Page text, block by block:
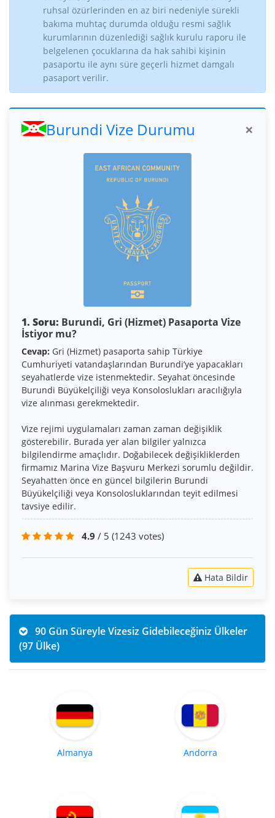
ruhsal özürlerinden en az biri nedeniyle sürekli
bakıma muhtaç durumda olduğu resmi sağlık
kurumlarının düzenlediği sağlık kurulu raporu ile
belgelenen çocuklarına da hak sahibi kişinin
pasaportu ile aynı süre geçerli hizmet damgalı
pasaport verilir.
Burundi Vize Durumu ×
1. Soru: Burundi, Gri (Hizmet) Pasaporta Vize
İstiyor mu?
Cevap: Gri (Hizmet) pasaporta sahip Türkiye
Cumhuriyeti vatandaşlarından Burundi’ye yapacakları
seyahatlerde vize istenmektedir. Seyahat öncesinde
Burundi Büyükelçiliği veya Konsoloslukları aracılığıyla
vize alınması gerekmektedir.
Vize rejimi uygulamaları zaman zaman değişiklik
gösterebilir. Burada yer alan bilgiler yalnızca
bilgilendirme amaçlıdır. Doğabilecek değişikliklerden
firmamız Marina Vize Başvuru Merkezi sorumlu değildir.
Seyahatten önce en güncel bilgilerin Burundi
Büyükelçiliği veya Konsolosluklarından teyit edilmesi
tavsiye edilir.
4.9 / 5 (1243 votes)
Hata Bildir
(97 Ülke)
Almanya Andorra